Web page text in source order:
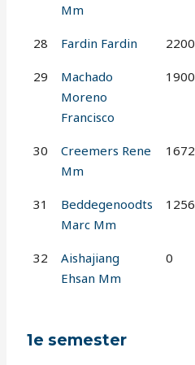
Mm
28 Fardin Fardin 2200
29
Machado
Moreno
Francisco
1900
30
Creemers Rene
Mm
1672
31
Beddegenoodts
Marc Mm
1256
32
Aishajiang
Ehsan Mm
0
1e semester